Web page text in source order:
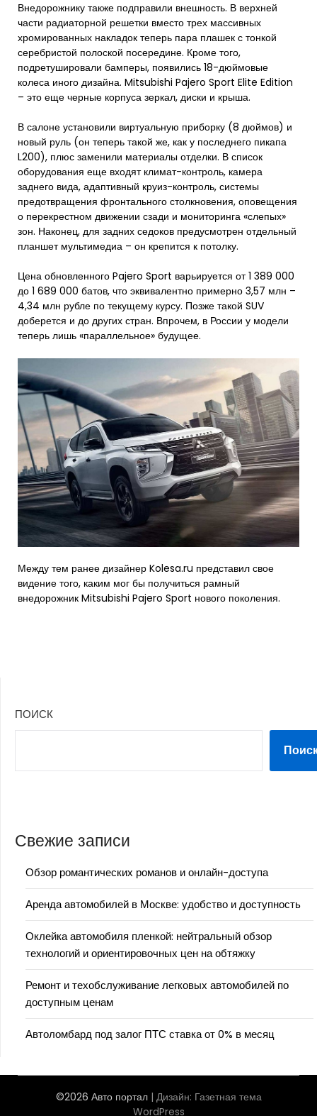
Внедорожнику также подправили внешность. В верхней
части радиаторной решетки вместо трех массивных
хромированных накладок теперь пара плашек с тонкой
серебристой полоской посередине. Кроме того,
подретушировали бамперы, появились 18-дюймовые
колеса иного дизайна. Mitsubishi Pajero Sport Elite Edition
– это еще черные корпуса зеркал, диски и крыша.
В салоне установили виртуальную приборку (8 дюймов) и
новый руль (он теперь такой же, как у последнего пикапа
L200), плюс заменили материалы отделки. В список
оборудования еще входят климат-контроль, камера
заднего вида, адаптивный круиз-контроль, системы
предотвращения фронтального столкновения, оповещения
о перекрестном движении сзади и мониторинга «слепых»
зон. Наконец, для задних седоков предусмотрен отдельный
планшет мультимедиа – он крепится к потолку.
Цена обновленного Pajero Sport варьируется от 1 389 000
до 1 689 000 батов, что эквивалентно примерно 3,57 млн –
4,34 млн рубле по текущему курсу. Позже такой SUV
доберется и до других стран. Впрочем, в России у модели
теперь лишь «параллельное» будущее.
Между тем ранее дизайнер Kolesa.ru представил свое
видение того, каким мог бы получиться рамный
внедорожник Mitsubishi Pajero Sport нового поколения.
ПОИСК
Свежие записи
Обзор романтических романов и онлайн-доступа
Аренда автомобилей в Москве: удобство и доступность
Оклейка автомобиля пленкой: нейтральный обзор
технологий и ориентировочных цен на обтяжку
Ремонт и техобслуживание легковых автомобилей по
доступным ценам
Автоломбард под залог ПТС ставка от 0% в месяц
©2026 Авто портал | Дизайн: Газетная тема
WordPress